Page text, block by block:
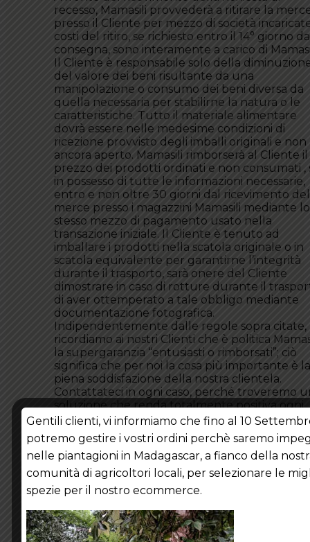
recesso, Mamasili provvederà a ritirare la
presso il Cliente per mezzo di società
costi del ritiro, se richiesto entro il 14° giorno
consegna, sono interamente a carico di
Il Cliente è responsabile solo della
del valore dei beni risultante da una
manipolazione o consumo dei beni diversa da
quella necessaria per stabilirne la natura o le
caratteristiche. Tutto il materiale alimentare
dovrà essere nelle medesime condizioni di
ricezione provvisto degli imballi originali e non
ancora aperto. Mamasili rimborserà al Cliente il
prezzo dei prodotti ordinati e non consumati ,
in possesso di tutte le informazioni necessarie,
entro e non oltre 30 giorni dal ricevimento
merce presso i magazzini Mamasili mediante lo
stesso mezzo di pagamento usato nella
transazione iniziale. Il Cliente è tenuto ad
imballare i prodotti nella scatola originale o in
scatola equivalente per garantirne l’integrità
durante il trasporto, sarà onere del Cliente
dimostrare in caso di rotture durante il
di aver ottemperato a tale obbligo mediante
documentazione fotografica.
Indipendentemente dalle regole sopra citate,
ricordiamo ai nostri Clienti che è politica
la supergaranzia “entusiasti o rimborsati”; ciò
significa che per noi la cosa più importante è la
piena soddisfazione della nostra clientela.
Contattateci in ogni caso, perché troveremo
soluzione che renda totalmente positiva ogni
esperienza d’acquisto.
Comunicazioni e Reclami
Per eventuali segnalazioni, reclami o per ogni
comunicazione il Cliente potrà contattare
Mamasili all’indirizzo mail social@mamasili.com.
Responsabilità
L’acquisto dei prodotti attraverso il
sitowww.mamasili.com/comporta
l’accettazione delle condizioni di vendita. Il
Cliente è consapevole che la merce acquistata
Gentili clienti, vi informiamo che fino al 10
potremo gestire i vostri ordini perchè saremo
nelle piantagioni in Madagascar, a fianco della
comunità di agricoltori locali, per selezionare le
spezie per il nostro ecommerce.